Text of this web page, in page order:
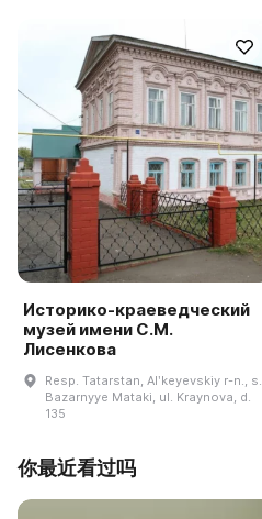
Историко-краеведческий
музей имени С.М.
Лисенкова
Resp. Tatarstan, Alʹkeyevskiy r-n., s.
Bazarnyye Mataki, ul. Kraynova, d.
135
你最近看过吗